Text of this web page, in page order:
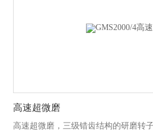
高速超微磨
高速超微磨，三级错齿结构的研磨转